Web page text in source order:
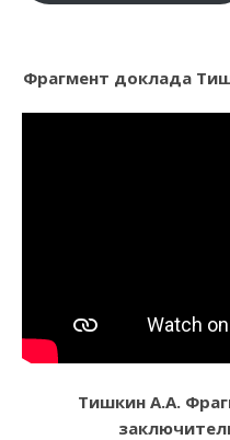
Фрагмент доклада
Тишкин А.А.